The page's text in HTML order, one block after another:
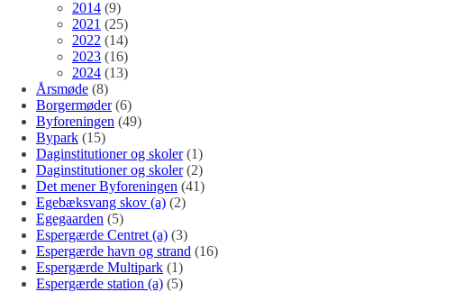
2014 (9)
2021 (25)
2022 (14)
2023 (16)
2024 (13)
Årsmøde (8)
Borgermøder(6)
Byforeningen (49)
Bypark (15)
Daginstitutioner og skoler(1)
Daginstitutioner og skoler(2)
Det mener Byforeningen (41)
Egebæksvang skov (a) (2)
Egegaarden (5)
Espergærde Centret (a) (3)
Espergærde havn og strand (16)
Espergærde Multipark (1)
Espergærde station (a) (5)